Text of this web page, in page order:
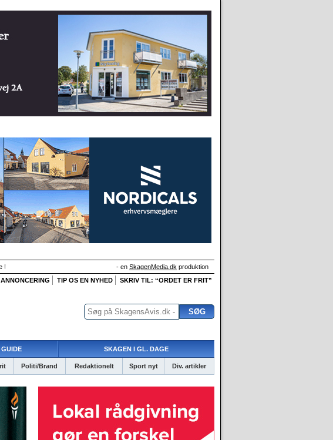
! - en SkagenMedia.dk produktion
ANNONCERING TIP OS EN NYHED SKRIV TIL: “ORDET ER FRIT”
SKAGEN I GL. DAGE
Politi/Brand Redaktionelt Sport nyt Div. artikler